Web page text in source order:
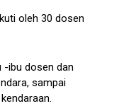
oleh 30 dosen
-ibu dosen dan
sampai